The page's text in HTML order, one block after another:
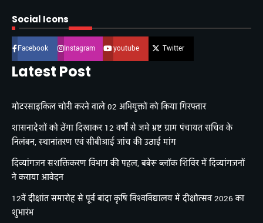
Social Icons
Facebook Instagram youtube Twitter
Latest Post
मोटरसाइकिल चोरी करने वाले 02 अभियुक्तों को किया गिरफ्तार
शासनादेशों को ठेंगा दिखाकर 12 वर्षों से जमे भ्रष्ट ग्राम पंचायत सचिव के
निलंबन, स्थानांतरण एवं सीबीआई जांच की उठाई मांग
दिव्यांगजन सशक्तिकरण विभाग की पहल, बबेरू ब्लॉक शिविर में दिव्यांगजनों
ने कराया आवेदन
12वें दीक्षांत समारोह से पूर्व बांदा कृषि विश्वविद्यालय में दीक्षोत्सव 2026 का
शुभारंभ